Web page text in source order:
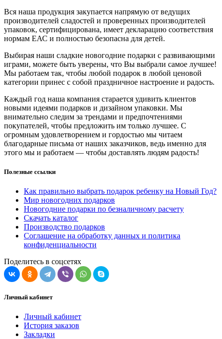
Вся наша продукция закупается напрямую от ведущих
производителей сладостей и проверенных производителей
упаковок, сертифицирована, имеет декларацию соответствия
нормам ЕАС и полностью безопасна для детей.
Выбирая наши сладкие новогодние подарки с развивающими
играми, можете быть уверены, что Вы выбрали самое лучшее!
Мы работаем так, чтобы любой подарок в любой ценовой
категории принес с собой праздничное настроение и радость.
Каждый год наша компания старается удивить клиентов
новыми идеями подарков и дизайном упаковки. Мы
внимательно следим за трендами и предпочтениями
покупателей, чтобы предложить им только лучшее. С
огромным удовлетворением и гордостью мы читаем
благодарные письма от наших заказчиков, ведь именно для
этого мы и работаем — чтобы доставлять людям радость!
Полезные ссылки
Как правильно выбрать подарок ребенку на Новый Год?
Мир новогодних подарков
Новогодние подарки по безналичному расчету
Скачать каталог
Производство подарков
Соглашение на обработку данных и политика
конфиденциальности
Поделитесь в соцсетях
Личный кабинет
Личный кабинет
История заказов
Закладки